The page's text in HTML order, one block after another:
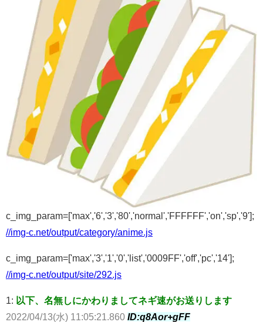
c_img_param=['max','6','3','80','normal','FFFFFF','on','sp','9'];
//img-c.net/output/category/anime.js
c_img_param=['max','3','1','0','list','0009FF','off','pc','14'];
//img-c.net/output/site/292.js
1: 以下、名無しにかわりましてネギ速がお送りします
2022/04/13(水) 11:05:21.860 ID:q8Aor+gFF